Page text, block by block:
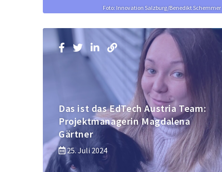
Foto: Innovation Salzburg/Benedikt Schemmer
Das ist das EdTech Austria Team:
Projektmanagerin Magdalena
Gärtner
25. Juli 2024